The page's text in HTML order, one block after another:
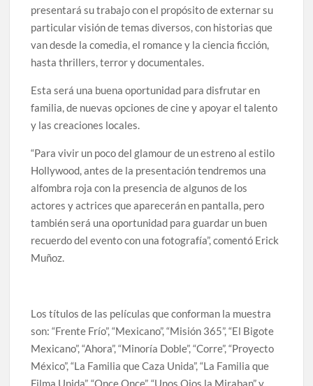
presentará su trabajo con el propósito de externar su
particular visión de temas diversos, con historias que
van desde la comedia, el romance y la ciencia ficción,
hasta thrillers, terror y documentales.
Esta será una buena oportunidad para disfrutar en
familia, de nuevas opciones de cine y apoyar el talento
y las creaciones locales.
“Para vivir un poco del glamour de un estreno al estilo
Hollywood, antes de la presentación tendremos una
alfombra roja con la presencia dealgunos de los
actores y actrices que aparecerán en pantalla, pero
también será una oportunidad para guardar un buen
recuerdo del evento con una fotografía”, comentó Erick
Muñoz.
Los títulos de las películas que conforman la muestra
son: “Frente Frío”, “Mexicano”, “Misión 365”, “El Bigote
Mexicano”, “Ahora”, “Minoría Doble”, “Corre”, “Proyecto
México”, “La Familia que Caza Unida”, “La Familia que
Filma Unida”, “Once Once”, “Unos Ojos la Miraban” y